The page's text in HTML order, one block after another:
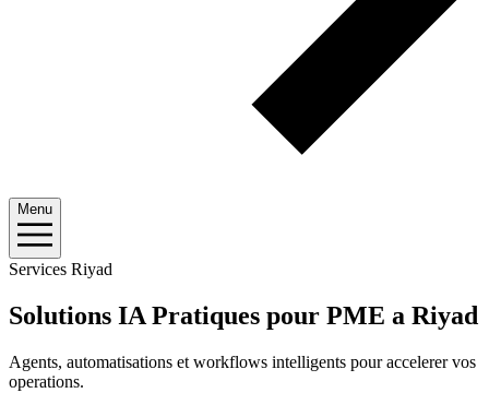
Menu
Services Riyad
Solutions IA Pratiques pour PME a Riyad
Agents, automatisations et workflows intelligents pour accelerer vos
operations.